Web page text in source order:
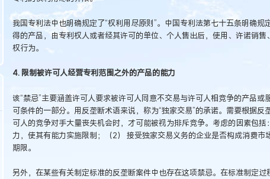
我国专利法中也明确规定了“权利用尽原则”。中国专利法第七十五条明确
得的产品，由专利权人或者经其许可的单位、个人售出后，使用、许诺销
权行为。
4. 限制被许可人经营专利范围之外的产品的能力
该“禁忌”主要涵盖许可人要求被许可人同意不交易与许可人相竞争的产品
可条件的一部分。用反垄断术语来说，称为“独家交易”的承诺。需要根据
可人的竞争对手大量丧失机会时，才可能被视为排斥竞争。考虑的因素包
力，使其有能力实施限制；（2） 接受独家交易义务的企业是否构成消费
期限。
另外，在某些有关制定标准的反垄断案件中也存在这项禁忌。在标准制定